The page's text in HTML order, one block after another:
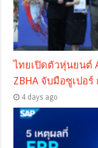
ไทยเปิดตัวหุ่นยนต์
ZBHA จับมือซูเปอร์
4 days ago